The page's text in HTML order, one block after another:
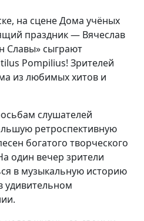
на сцене Дома учёных
праздник — Вячеслав
Славы» сыграют
Pompilius! Зрителей
из любимых хитов и
слушателей
ретроспективную
богатого творческого
один вечер зрители
в музыкальную историю
удивительном